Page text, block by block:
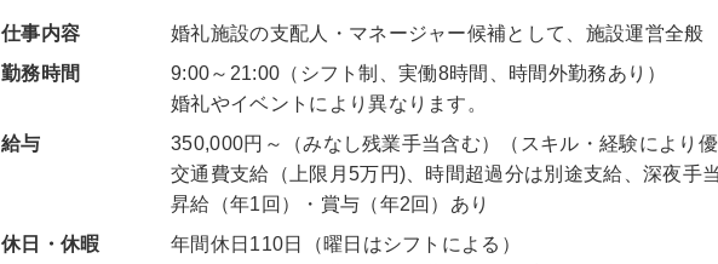
仕事内容
婚礼施設の支配人・マネージャー候補として、施設運営全般
勤務時間
9:00～21:00（シフト制、実働8時間、時間外勤務あり）
婚礼やイベントにより異なります。
給与
350,000円～（みなし残業手当含む）（スキル・経験により優
交通費支給（上限月5万円)、時間超過分は別途支給、深夜手
昇給（年1回）・賞与（年2回）あり
休日・休暇
年間休日110日（曜日はシフトによる）